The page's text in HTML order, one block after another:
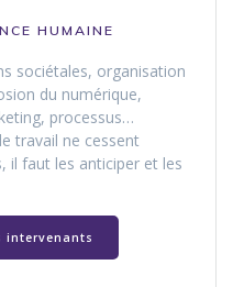
HUMAINE
sociétales, organisation
du numérique,
processus…
travail ne cessent
il faut les anticiper et les
intervenants